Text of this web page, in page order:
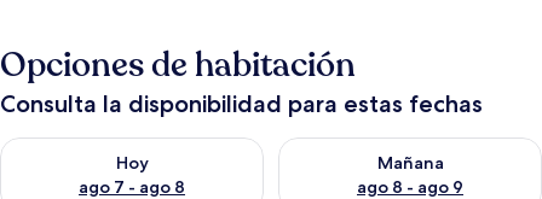
Opciones de habitación
Consulta la disponibilidad para estas fechas
Hoy
ago 7 - ago 8
Consulta la disponibilidad para hoy ago 7 - ago 8
Mañana
ago 8 - ago 9
Consulta la disponibilidad